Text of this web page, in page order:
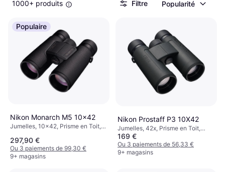
1000+ produits Filtre Popularité
Populaire
Nikon Monarch M5 10x42
Jumelles, 10x42, Prisme en Toit,
297,90 €
Ou 3 paiements de 99,30 €
9+ magasins
Nikon Prostaff P3 10X42
Jumelles, 42x, Prisme en Toit,
Anti-buée, Multicouche
169 €
Ou 3 paiements de 56,33 €
9+ magasins